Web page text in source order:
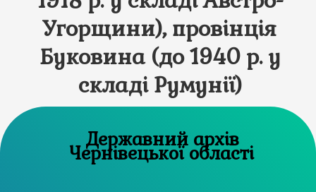
Угорщини), провінція
Буковина (до 1940 р. у
складі Румунії)
Державний архів
Чернівецької області